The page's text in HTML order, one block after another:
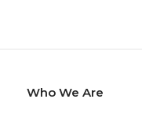
Who We Are